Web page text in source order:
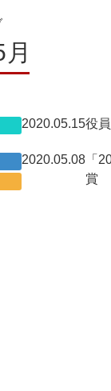
2020.05.15役
2020.05.08 「
賞